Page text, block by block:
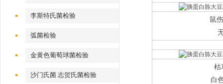
李斯特氏菌检验
弧菌检验
金黄色葡萄球菌检验
沙门氏菌 志贺氏菌检验
鼠
枯
白